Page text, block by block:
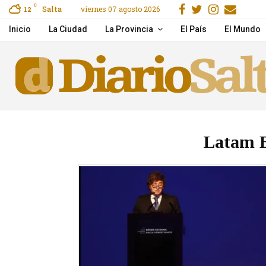
12 C Salta viernes 07 agosto 2026
Secure & Easy Mirá el show Serú
Facebook
Gorjeo
Inicio La Ciudad La Provincia El País El Mundo
Latam